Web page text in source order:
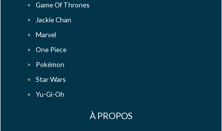
Game Of Thrones
Jackie Chan
Marvel
One Piece
Pokémon
Star Wars
Yu-Gi-Oh
À PROPOS